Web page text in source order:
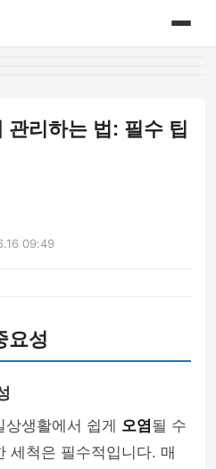
관리하는 법: 필수 팁
09:49
요성
생활에서 쉽게 오염될 수
세척은 필수적입니다. 매